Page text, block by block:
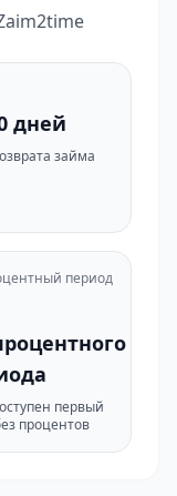
дней
займа
период
первый
процентов